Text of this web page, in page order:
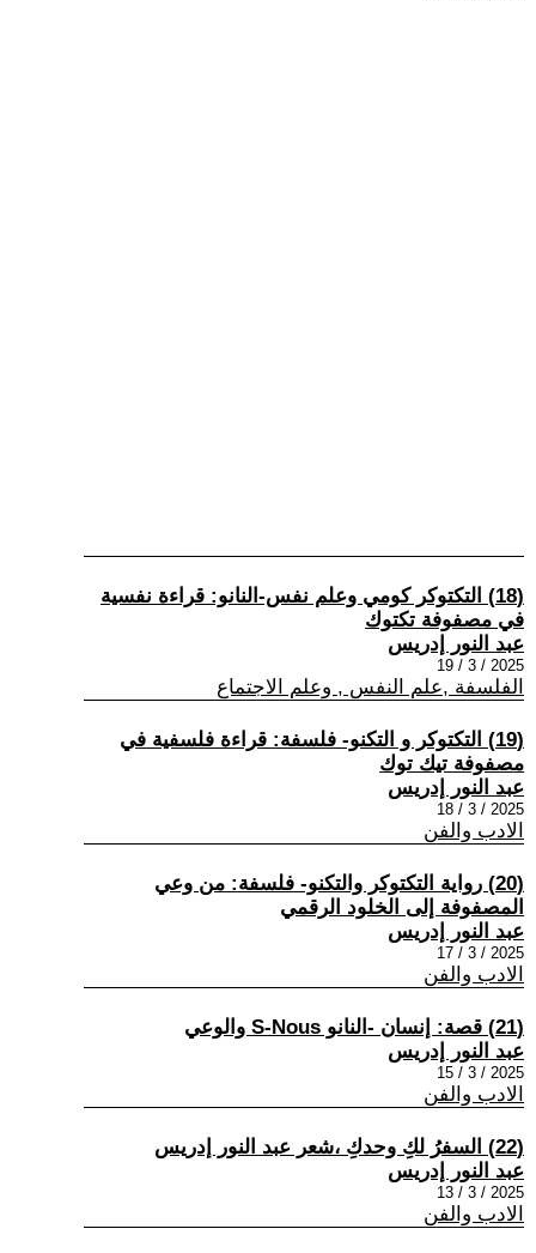
(18) التكتوكر كومي وعلم نفس-النانو: قراءة نفسية
في مصفوفة تكتوك
عبد النور إدريس
2025 / 3 / 19
الفلسفة ,علم النفس , وعلم الاجتماع
(19) التكتوكر و التكنو- فلسفة: قراءة فلسفية في
مصفوفة تيك توك
عبد النور إدريس
2025 / 3 / 18
الادب والفن
(20) رواية التكتوكر والتكنو- فلسفة: من وعي
المصفوفة إلى الخلود الرقمي
عبد النور إدريس
2025 / 3 / 17
الادب والفن
(21) قصة: إنسان -النانو S-Nous والوعي
عبد النور إدريس
2025 / 3 / 15
الادب والفن
(22) السفرُ لكِ وحدكِ ،شعر عبد النور إدريس
عبد النور إدريس
2025 / 3 / 13
الادب والفن